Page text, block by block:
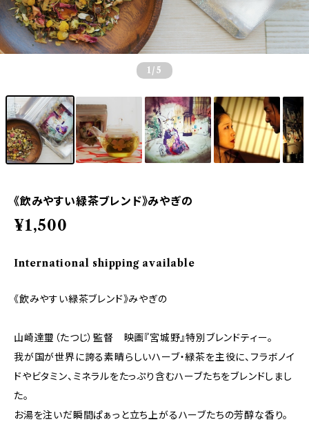
1 /5
《飲みやすい緑茶ブレンド》みやぎの
¥1,500
International shipping available
《飲みやすい緑茶ブレンド》みやぎの
山崎達璽（たつじ）監督 映画『宮城野』特別ブレンドティー。
我が国が世界に誇る素晴らしいハーブ・緑茶を主役に、フラボノイ
ドやビタミン、ミネラルをたっぷり含むハーブたちをブレンドしまし
た。
お湯を注いだ瞬間ぱぁっと立ち上がるハーブたちの芳醇な香り。